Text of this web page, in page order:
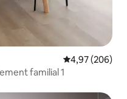
Évaluation
4,97 (206)
familial 1